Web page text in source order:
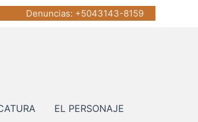
Denuncias: +5043143-8159
EL PERSONAJE